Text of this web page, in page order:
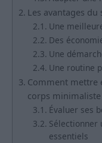
Les avantages
Une
Des
Une
Une routine
Comment mettre
corps minimaliste
Évaluer ses
Sélectionner
essentiels